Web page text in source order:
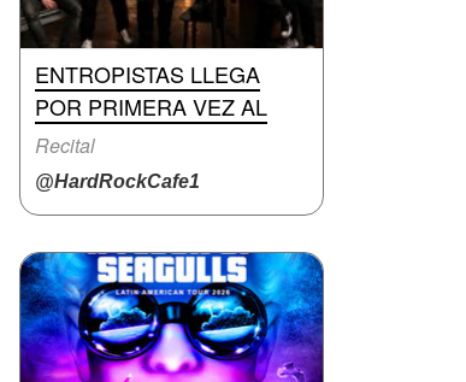
ENTROPISTAS LLEGA
POR PRIMERA VEZ AL
Recital
@HardRockCafe1